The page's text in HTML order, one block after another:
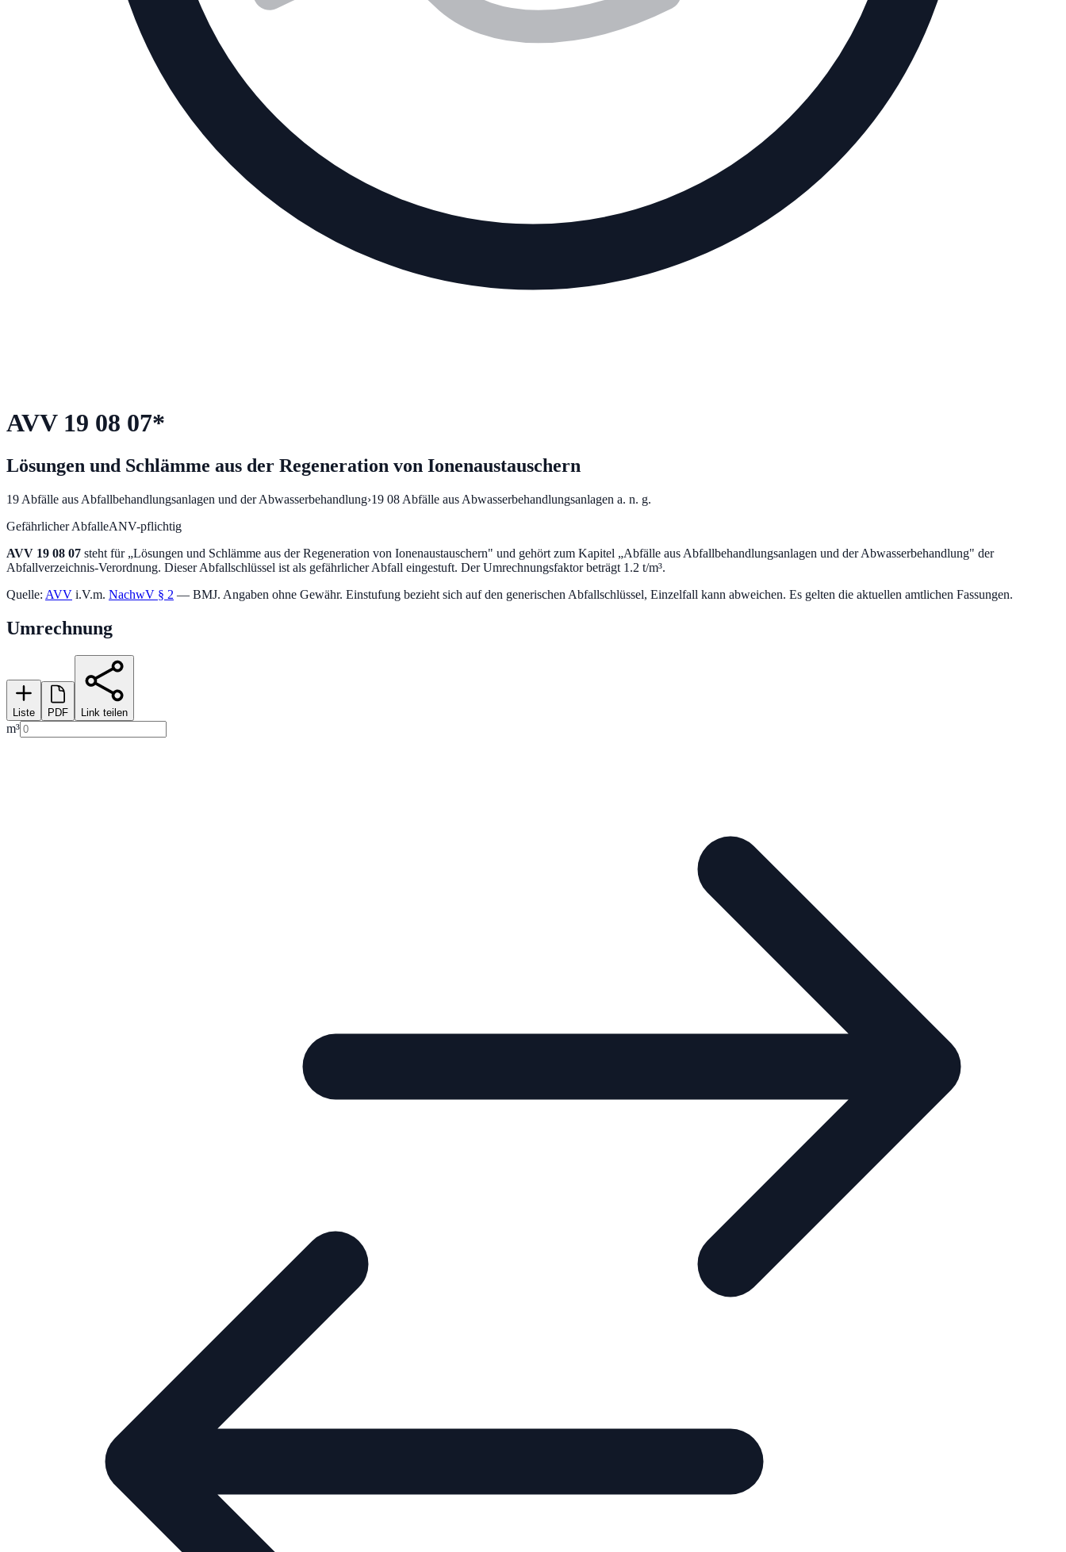
AVV 19 08 07*
Lösungen und Schlämme aus der Regeneration von Ionenaustauschern
19 Abfälle aus Abfallbehandlungsanlagen und der Abwasserbehandlung›19 08 Abfälle aus Abwasserbehandlungsanlagen a. n. g.
Gefährlicher AbfalleANV-pflichtig
AVV 19 08 07 steht für „Lösungen und Schlämme aus der Regeneration von Ionenaustauschern" und gehört zum Kapitel „Abfälle aus Abfallbehandlungsanlagen und der Abwasserbehandlung" der
Abfallverzeichnis-Verordnung. Dieser Abfallschlüssel ist als gefährlicher Abfall eingestuft. Der Umrechnungsfaktor beträgt 1.2 t/m³.
Quelle: AVV i.V.m. NachwV § 2 — BMJ. Angaben ohne Gewähr. Einstufung bezieht sich auf den generischen Abfallschlüssel, Einzelfall kann abweichen. Es gelten die aktuellen amtlichen Fassungen.
Umrechnung
Liste PDF Link teilen
m³